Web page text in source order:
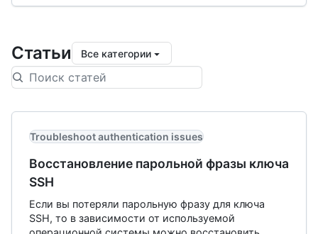
Статьи Все категории
Troubleshoot authentication issues
Восстановление парольной фразы ключа
SSH
Если вы потеряли парольную фразу для ключа
SSH, то в зависимости от используемой